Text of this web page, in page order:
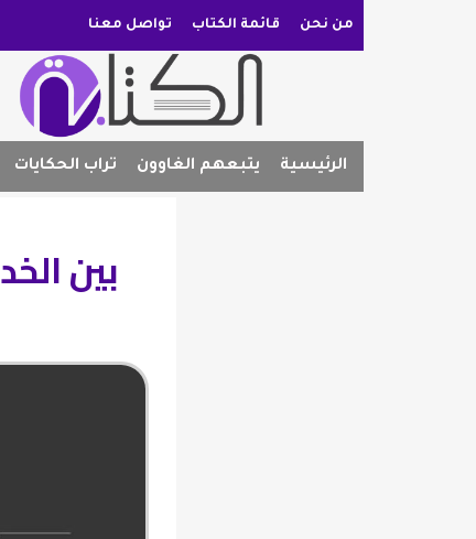
من نحن قائمة الكتاب تواصل معنا
الرئيسية يتبعهم الغاوون تراب الحكايات
بين